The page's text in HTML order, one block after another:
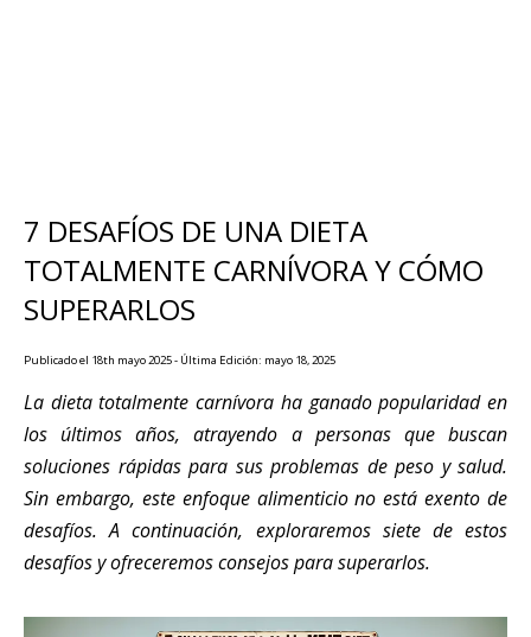
7 DESAFÍOS DE UNA DIETA
TOTALMENTE CARNÍVORA Y CÓMO
SUPERARLOS
Publicado el 18th mayo 2025 - Última Edición: mayo 18, 2025
La dieta totalmente carnívora ha ganado popularidad en
los últimos años, atrayendo a personas que buscan
soluciones rápidas para sus problemas de peso y salud.
Sin embargo, este enfoque alimenticio no está exento de
desafíos. A continuación, exploraremos siete de estos
desafíos y ofreceremos consejos para superarlos.